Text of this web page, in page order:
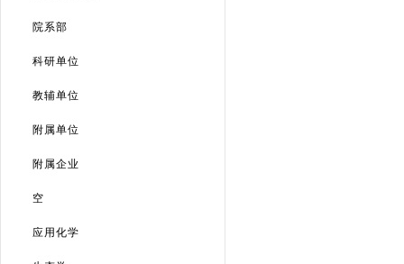
院系部
科研单位
教辅单位
附属单位
附属企业
空
应用化学